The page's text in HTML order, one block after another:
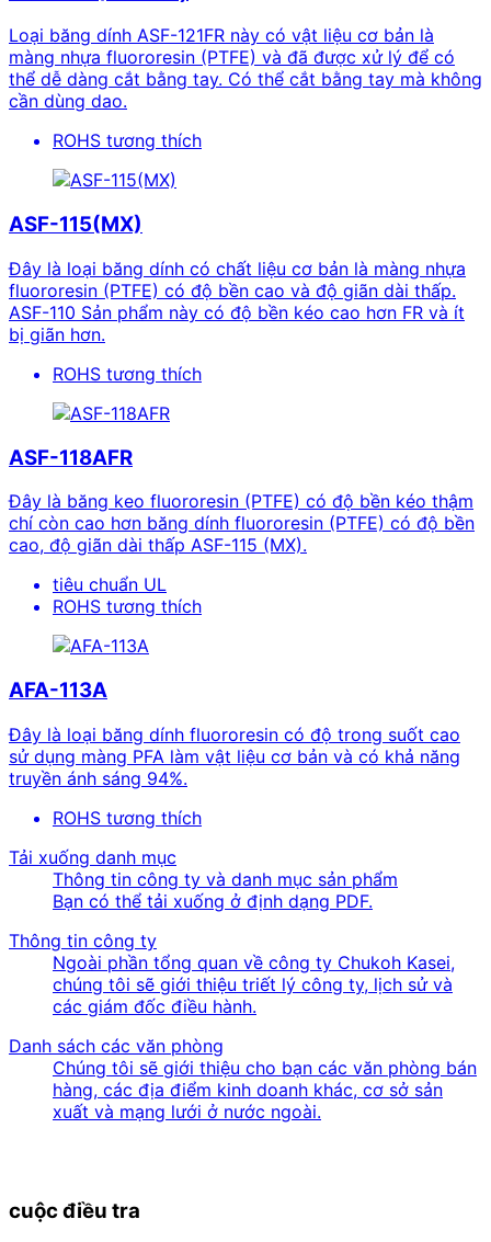
Loại băng dính ASF-121FR này có vật liệu cơ bản là
màng nhựa fluororesin (PTFE) và đã được xử lý để có
thể dễ dàng cắt bằng tay. Có thể cắt bằng tay mà không
cần dùng dao.
ROHS tương thích
ASF-115(MX)
Đây là loại băng dính có chất liệu cơ bản là màng nhựa
fluororesin (PTFE) có độ bền cao và độ giãn dài thấp.
ASF-110 Sản phẩm này có độ bền kéo cao hơn FR và ít
bị giãn hơn.
ROHS tương thích
ASF-118AFR
Đây là băng keo fluororesin (PTFE) có độ bền kéo thậm
chí còn cao hơn băng dính fluororesin (PTFE) có độ bền
cao, độ giãn dài thấp ASF-115 (MX).
tiêu chuẩn UL
ROHS tương thích
AFA-113A
Đây là loại băng dính fluororesin có độ trong suốt cao
sử dụng màng PFA làm vật liệu cơ bản và có khả năng
truyền ánh sáng 94%.
ROHS tương thích
Tải xuống danh mục
Thông tin công ty và danh mục sản phẩm
Bạn có thể tải xuống ở định dạng PDF.
Thông tin công ty
Ngoài phần tổng quan về công ty Chukoh Kasei,
chúng tôi sẽ giới thiệu triết lý công ty, lịch sử và
các giám đốc điều hành.
Danh sách các văn phòng
Chúng tôi sẽ giới thiệu cho bạn các văn phòng bán
hàng, các địa điểm kinh doanh khác, cơ sở sản
xuất và mạng lưới ở nước ngoài.
cuộc điều tra